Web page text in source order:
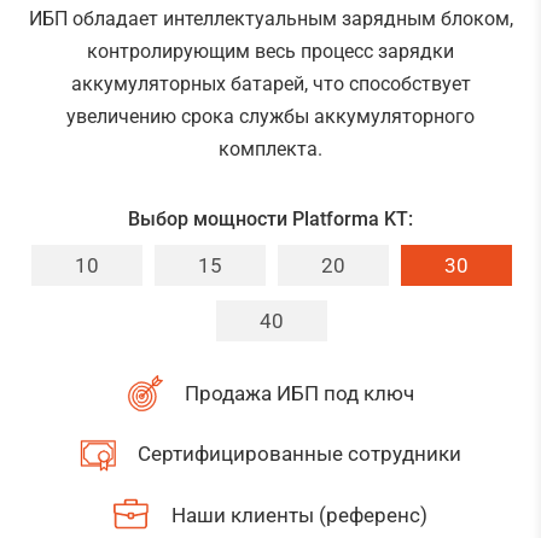
ИБП обладает интеллектуальным зарядным блоком,
контролирующим весь процесс зарядки
аккумуляторных батарей, что способствует
увеличению срока службы аккумуляторного
комплекта.
Выбор мощности Platforma KT:
10 15 20 30
40
Продажа ИБП под ключ
Сертифицированные сотрудники
Наши клиенты (референс)